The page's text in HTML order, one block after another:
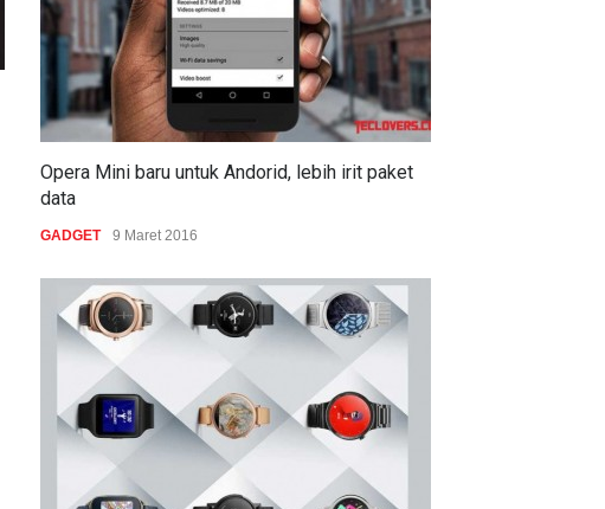
Opera Mini baru untuk Andorid, lebih irit paket
data
GADGET 9 Maret 2016